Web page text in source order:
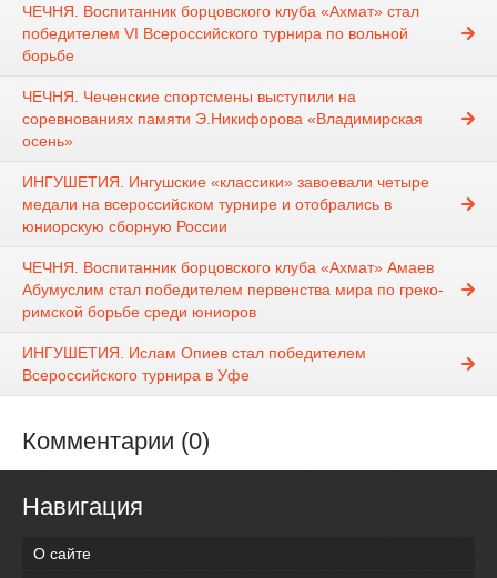
ЧЕЧНЯ. Воспитанник борцовского клуба «Ахмат» стал
победителем VI Всероссийского турнира по вольной
борьбе
ЧЕЧНЯ. Чеченские спортсмены выступили на
соревнованиях памяти Э.Никифорова «Владимирская
осень»
ИНГУШЕТИЯ. Ингушские «классики» завоевали четыре
медали на всероссийском турнире и отобрались в
юниорскую сборную России
ЧЕЧНЯ. Воспитанник борцовского клуба «Ахмат» Амаев
Абумуслим стал победителем первенства мира по греко-
римской борьбе среди юниоров
ИНГУШЕТИЯ. Ислам Опиев стал победителем
Всероссийского турнира в Уфе
Комментарии (0)
Навигация
О сайте